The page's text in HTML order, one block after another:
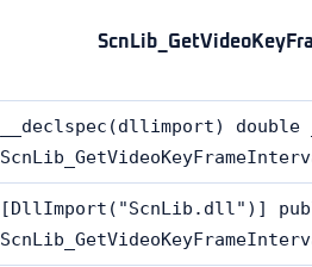
__declspec(dllimport) double
[DllImport("ScnLib.dll")]